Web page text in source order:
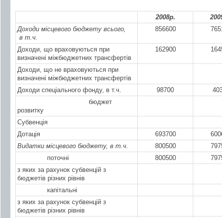
2008р.
Доходи місцевого бюджету всього,
в т.ч.
856600
Доходи, що враховуються при
визначені міжбюджетних трансфертів
162900
Доходи, що не враховуються при
визначені міжбюджетних трансфертів
Доходи спеціального фонду, в т.ч.
98700
бюджет
розвитку
Субвенція
Дотація
693700
Видатки місцевого бюджету, в т.ч.
800500
поточні
800500
з яких за рахунок субвенцій з
бюджетів різних рівнів
капітальні
з яких за рахунок субвенцій з
бюджетів різних рівнів